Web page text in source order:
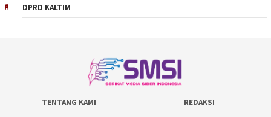
DPRD KALTIM
TENTANG KAMI
REDAKSI